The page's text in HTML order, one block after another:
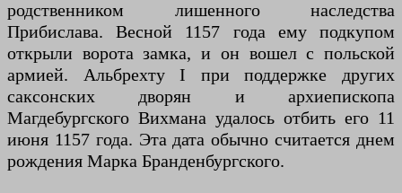
родственником лишенного наследства
Прибислава. Весной 1157 года ему подкупом
открыли ворота замка, и он вошел с польской
армией. Альбрехту I при поддержке других
саксонских дворян и архиепископа
Магдебургского Вихмана удалось отбить его 11
июня 1157 года. Эта дата обычно считается днем ​​​​
рождения Марка Бранденбургского.